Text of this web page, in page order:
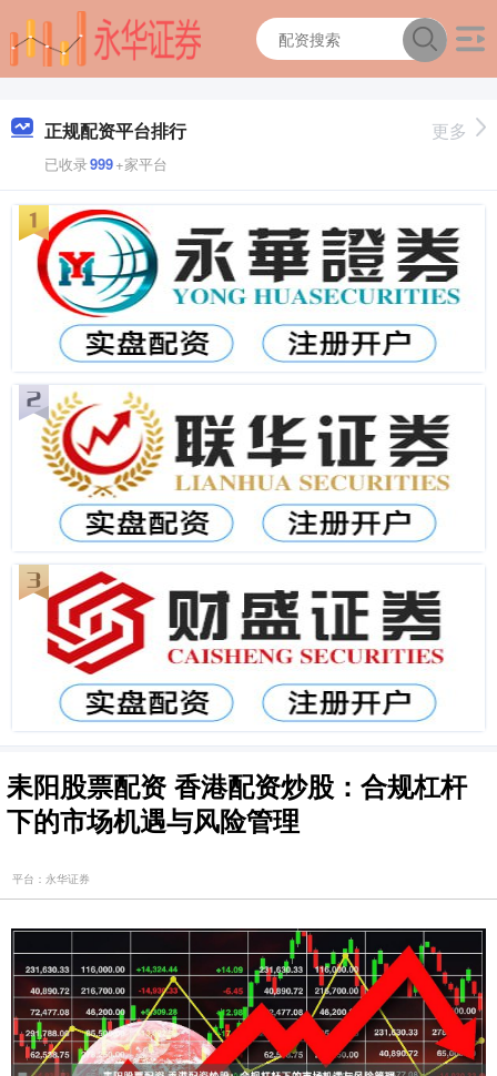
正规配资平台排行
已收录999+家平台
更多
耒阳股票配资 香港配资炒股：合规杠杆
下的市场机遇与风险管理
平台：永华证券